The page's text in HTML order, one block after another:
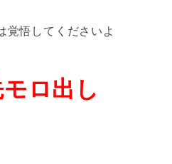
覚悟してくださいよ
ロ出し